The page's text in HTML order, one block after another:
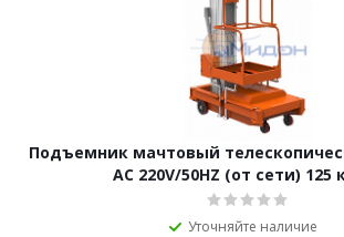
Подъемник мачтовый
AC 220V/50HZ (от сети) 125
Уточняйте наличие